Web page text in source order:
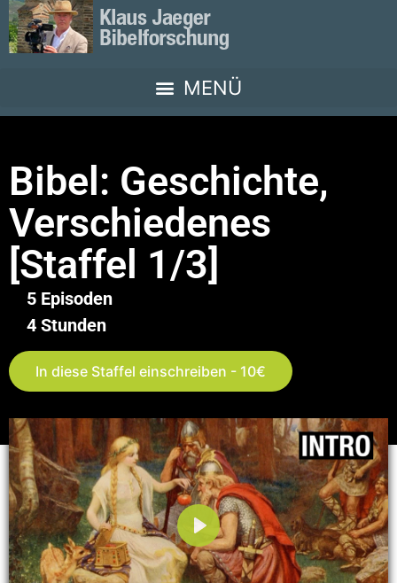
Bibel: Geschichte,
Verschiedenes
[Staffel 1/3]
5 Episoden
4 Stunden
In diese Staffel einschreiben - 10€
Abspielen